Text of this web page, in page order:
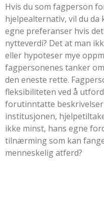
Hvis du som fagperson
hjelpealternativ, vil du
egne preferanser hvis
nytteverdi? Det at man
eller hypoteser mye
fagpersonenes tanker
den eneste rette.
fleksibiliteten ved å
forutinntatte
institusjonen,
ikke minst, hans egne
tilnærming som kan
menneskelig atferd?